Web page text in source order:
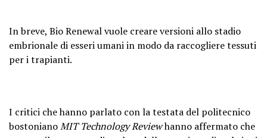
In breve, Bio Renewal vuole creare versioni allo stadio
embrionale di esseri umani in modo da raccogliere tessuti
per i trapianti.
I critici che hanno parlato con la testata del politecnico
bostonianoMIT Technology Reviewhanno affermato che